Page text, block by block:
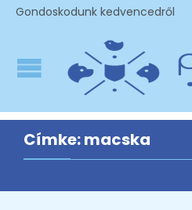
Gondoskodunk kedvencedről
Címke:macska